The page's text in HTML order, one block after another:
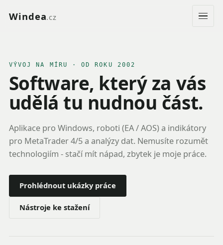
Windea.cz
VÝVOJ NA MÍRU · OD ROKU 2002
Software, který za vás
udělá tu nudnou část.
Aplikace pro Windows, roboti (EA / AOS) a indikátory
pro MetaTrader 4/5 a analýzy dat. Nemusíte rozumět
technologiím - stačí mít nápad, zbytek je moje práce.
Prohlédnout ukázky práce
Nástroje ke stažení